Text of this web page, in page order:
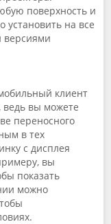
поверхность и
установить на все
версиями
клиент
ведь вы можете
переносного
в тех
с дисплея
вы
показать
можно